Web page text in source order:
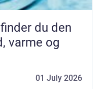
du den
varme og
01 July 2026